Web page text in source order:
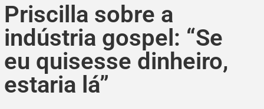
Priscilla sobre a
indústria gospel: “Se
eu quisesse dinheiro,
estaria lá”